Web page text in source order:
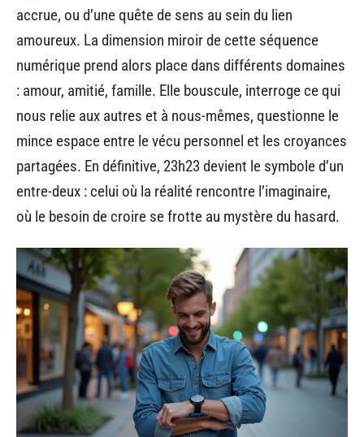
accrue, ou d’une quête de sens au sein du lien
amoureux. La dimension miroir de cette séquence
numérique prend alors place dans différents domaines
: amour, amitié, famille. Elle bouscule, interroge ce qui
nous relie aux autres et à nous-mêmes, questionne le
mince espace entre le vécu personnel et les croyances
partagées. En définitive, 23h23 devient le symbole d’un
entre-deux : celui où la réalité rencontre l’imaginaire,
où le besoin de croire se frotte au mystère du hasard.